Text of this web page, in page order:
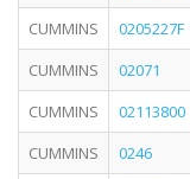
CUMMINS
0205227F
CUMMINS
02071
CUMMINS
02113800
CUMMINS
0246